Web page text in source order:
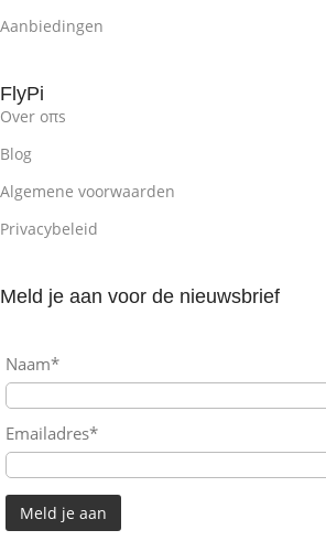
Aanbiedingen
FlyPi
Over oπs
Blog
Algemene voorwaarden
Privacybeleid
Meld je aan voor de nieuwsbrief
Naam*
Emailadres*